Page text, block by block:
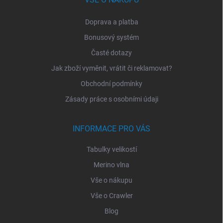
Doprava a platba
Bonusový systém
Časté dotazy
Jak zboží vyměnit, vrátit či reklamovat?
Obchodní podmínky
Zásady práce s osobními údaji
INFORMACE PRO VÁS
Tabulky velikostí
Merino vlna
Vše o nákupu
Vše o Crawler
Blog